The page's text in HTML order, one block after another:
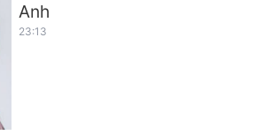
Anh
23:13